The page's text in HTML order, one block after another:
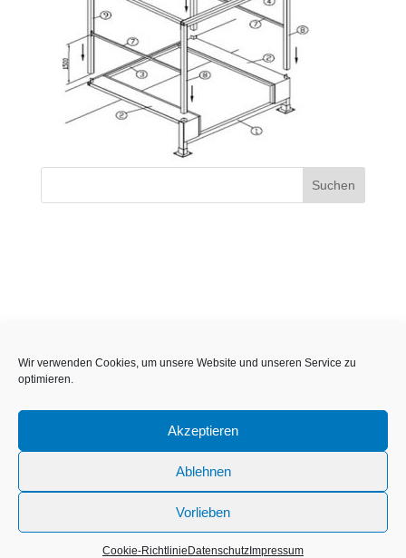
Wir verwenden Cookies, um unsere Website und unseren Service zu
optimieren.
Akzeptieren
Ablehnen
Vorlieben
Cookie-Richtlinie Datenschutz Impressum
Impressum Datenschutz Cookie Richtlinie